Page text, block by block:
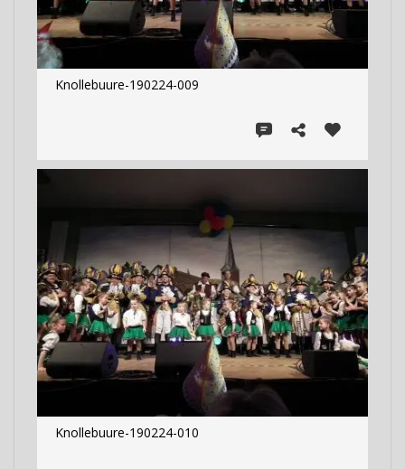
Knollebuure-190224-009
Knollebuure-190224-010